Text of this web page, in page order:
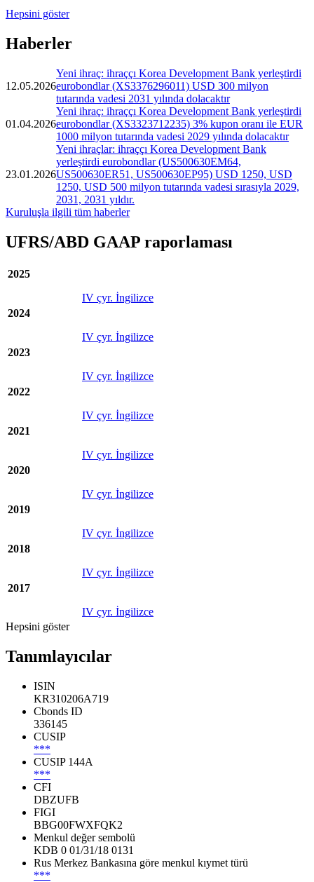
Hepsini göster
Haberler
12.05.2026
Yeni ihraç: ihraççı Korea Development Bank yerleştirdi
eurobondlar (XS3376296011) USD 300 milyon
tutarında vadesi 2031 yılında dolacaktır
01.04.2026
Yeni ihraç: ihraççı Korea Development Bank yerleştirdi
eurobondlar (XS3323712235) 3% kupon oranı ile EUR
1000 milyon tutarında vadesi 2029 yılında dolacaktır
23.01.2026
Yeni ihraçlar: ihraççı Korea Development Bank
yerleştirdi eurobondlar (US500630EM64,
US500630ER51, US500630EP95) USD 1250, USD
1250, USD 500 milyon tutarında vadesi sırasıyla 2029,
2031, 2031 yıldır.
Kuruluşla ilgili tüm haberler
UFRS/ABD GAAP raporlaması
2025
IV çyr. İngilizce
2024
IV çyr. İngilizce
2023
IV çyr. İngilizce
2022
IV çyr. İngilizce
2021
IV çyr. İngilizce
2020
IV çyr. İngilizce
2019
IV çyr. İngilizce
2018
IV çyr. İngilizce
2017
IV çyr. İngilizce
Hepsini göster
Tanımlayıcılar
ISIN
KR310206A719
Cbonds ID
336145
CUSIP
***
CUSIP 144A
***
CFI
DBZUFB
FIGI
BBG00FWXFQK2
Menkul değer sembolü
KDB 0 01/31/18 0131
Rus Merkez Bankasına göre menkul kıymet türü
***